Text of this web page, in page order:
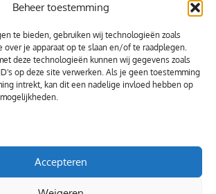
Beheer toestemming
te bieden, gebruiken wij technologieën zoals
over je apparaat op te slaan en/of te raadplegen.
deze technologieën kunnen wij gegevens zoals
op deze site verwerken. Als je geen toestemming
intrekt, kan dit een nadelige invloed hebben op
Accepteren
Alle kunstwerken